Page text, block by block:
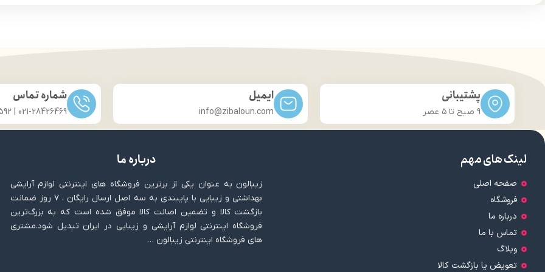
برند: ژنوبایوتیک
کشور مبدا برند: ایران
حجم: 30 میلی لیتر
کشور مبدا برند: ایران
آبرسان پوست
مورد تایید متخصصان
پشتیبانی
9 صبح تا ۵ عصر
ایمیل
info@zibaloun.com
شماره تماس
021-28426469 | 031-33686592
لینک های مهم
صفحه اصلی
فروشگاه
درباره ما
تماس با ما
وبلاگ
تعویض یا بازگشت کالا
درباره ما
زیبالون به عنوان یکی از برترین فروشگاه های اینترنتی لوازم آرایشی
بهداشتی و زیبایی با پایبندی به سه اصل ارسال رایگان ، ۷ روز ضمانت
بازگشت کالا و تضمین اصالت کالا موفق شده است که به بزرگ‌ترین
فروشگاه اینترنتی لوازم آرایشی و زیبایی در ایران تبدیل شود.مشتری
های فروشگاه اینترنتی زیبالون …